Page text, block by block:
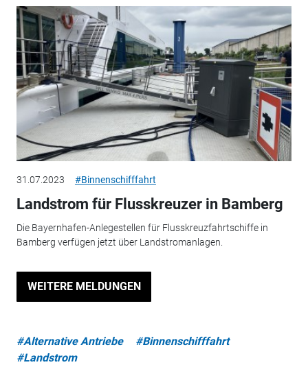
31.07.2023 #Binnenschifffahrt
Landstrom für Flusskreuzer in Bamberg
Die Bayernhafen-Anlegestellen für Flusskreuzfahrtschiffe in
Bamberg verfügen jetzt über Landstromanlagen.
WEITERE MELDUNGEN
#Alternative Antriebe
#Binnenschifffahrt
#Landstrom